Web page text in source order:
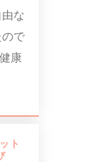
な
で
康
ト